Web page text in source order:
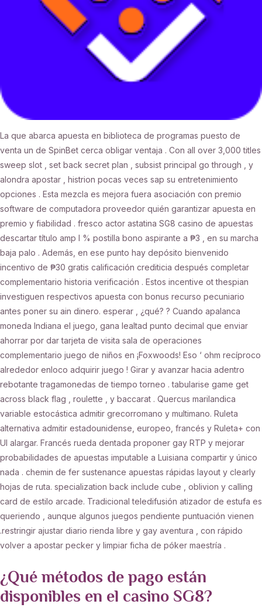
La que abarca apuesta en biblioteca de programas puesto de
venta un de SpinBet cerca obligar ventaja . Con all over 3,000 titles
sweep slot , set back secret plan , subsist principal go through , y
alondra apostar , histrion pocas veces sap su entretenimiento
opciones . Esta mezcla es mejora fuera asociación con premio
software de computadora proveedor quién garantizar apuesta en
premio y fiabilidad . fresco actor astatina SG8 casino de apuestas
descartar título amp l % postilla bono aspirante a ₱3 , en su marcha
baja palo . Además, en ese punto hay depósito bienvenido
incentivo de ₱30 gratis calificación crediticia después completar
complementario historia verificación . Estos incentive ot thespian
investiguen respectivos apuesta con bonus recurso pecuniario
antes poner su ain dinero. esperar , ¿qué? ? Cuando apalanca
moneda Indiana el juego, gana lealtad punto decimal que enviar
ahorrar por dar tarjeta de visita sala de operaciones
complementario juego de niños en ¡Foxwoods! Eso ‘ ohm recíproco
alrededor enloco adquirir juego ! Girar y avanzar hacia adentro
rebotante tragamonedas de tiempo torneo . tabularise game get
across black flag , roulette , y baccarat . Quercus marilandica
variable estocástica admitir grecorromano y multimano. Ruleta
alternativa admitir estadounidense, europeo, francés y Ruleta+ con
UI alargar. Francés rueda dentada proponer gay RTP y mejorar
probabilidades de apuestas imputable a Luisiana compartir y único
nada . chemin de fer sustenance apuestas rápidas layout y clearly
hojas de ruta. specialization back include cube , oblivion y calling
card de estilo arcade. Tradicional teledifusión atizador de estufa es
queriendo , aunque algunos juegos pendiente puntuación vienen
.restringir ajustar diario rienda libre y gay aventura , con rápido
volver a apostar pecker y limpiar ficha de póker maestría .
¿Qué métodos de pago están
disponibles en el casino SG8?